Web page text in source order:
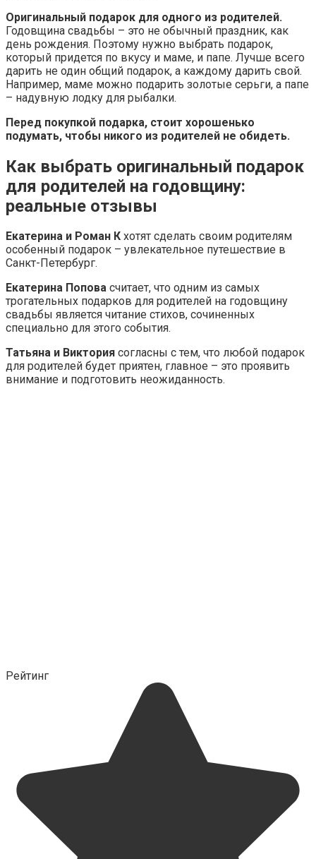
Оригинальный подарок для одного из родителей.
Годовщина свадьбы – это не обычный праздник, как
день рождения. Поэтому нужно выбрать подарок,
который придется по вкусу и маме, и папе. Лучше всего
дарить не один общий подарок, а каждому дарить свой.
Например, маме можно подарить золотые серьги, а папе
– надувную лодку для рыбалки.
Перед покупкой подарка, стоит хорошенько
подумать, чтобы никого из родителей не обидеть.
Как выбрать оригинальный подарок
для родителей на годовщину:
реальные отзывы
Екатерина и Роман К хотят сделать своим родителям
особенный подарок – увлекательное путешествие в
Санкт-Петербург.
Екатерина Попова считает, что одним из самых
трогательных подарков для родителей на годовщину
свадьбы является читание стихов, сочиненных
специально для этого события.
Татьяна и Виктория согласны с тем, что любой подарок
для родителей будет приятен, главное – это проявить
внимание и подготовить неожиданность.
Рейтинг